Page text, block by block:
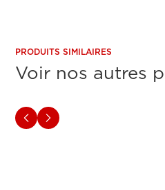
PRODUITS SIMILAIRES
Voir nos autres